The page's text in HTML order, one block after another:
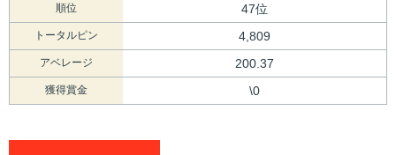
順位 47位
トータルピン 4,809
アベレージ 200.37
獲得賞金 \0